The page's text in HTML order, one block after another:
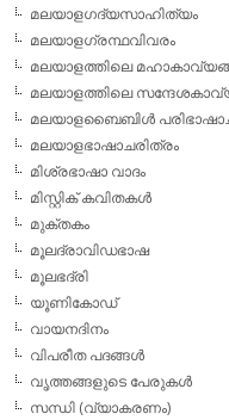
മലയാളഗദ്യസാഹിത്യം
മലയാളഗ്രന്ഥവിവരം
മലയാളത്തിലെ
മലയാളത്തിലെ
മലയാളബൈബിള്‍
മലയാളഭാഷാചരിത്രം
മിശ്രഭാഷാ വാദം
മിസ്റ്റിക് കവിതകള്‍
മുക്തകം
മൂലദ്രാവിഡഭാഷ
മൂലഭദ്രി
യൂണികോഡ്
വായനദിനം
വിപരീത പദങ്ങള്‍
വൃത്തങ്ങളുടെ പേരുകള്‍
സന്ധി (വ്യാകരണം)